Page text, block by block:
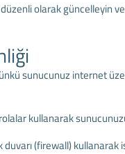
olarak güncelleyin ve
sunucunuz internet
kullanarak
duvarı (firewall) kullanarak